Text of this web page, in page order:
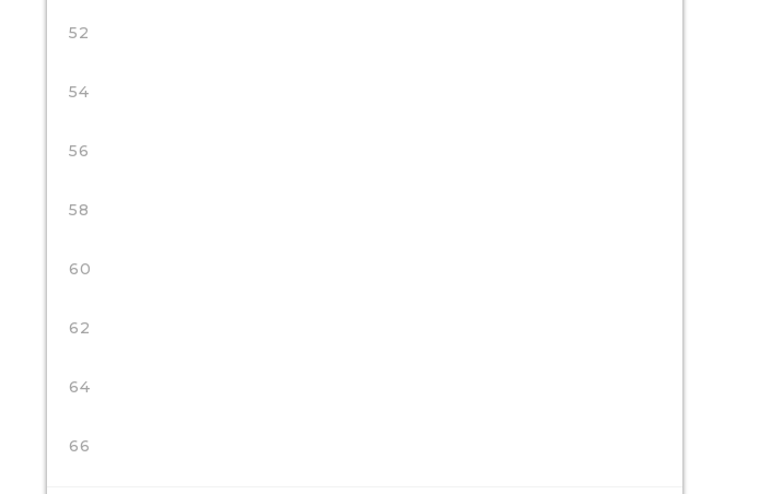
52
54
56
58
60
62
64
66